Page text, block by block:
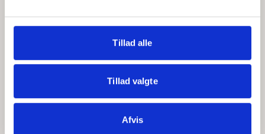
Tillad alle
Tillad valgte
Afvis
Medarbejdere
ABCepos
Podcast